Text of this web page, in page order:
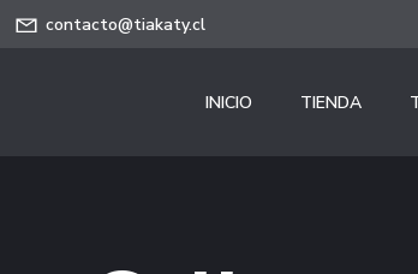
contacto@tiakaty.cl
INICIO TIENDA